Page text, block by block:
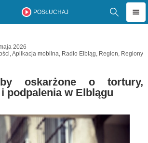
POSŁUCHAJ
2026
,Aplikacja mobilna, Radio Elbląg, Region, Regiony
oskarżone o tortury,
podpalenia w Elblągu